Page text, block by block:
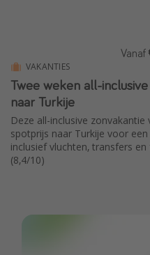
VAKANTIES
Twee weken all-
naar Turkije
Deze all-inclusive zonvakantie
spotprijs naar Turkije voor
inclusief vluchten, transfers
(8,4/10)
Vanaf